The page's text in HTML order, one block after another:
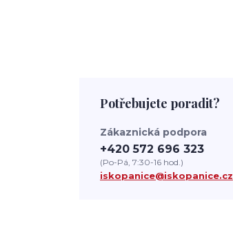
Potřebujete poradit?
Zákaznická podpora
+420 572 696 323
(Po-Pá, 7:30-16 hod.)
iskopanice@iskopanice.cz